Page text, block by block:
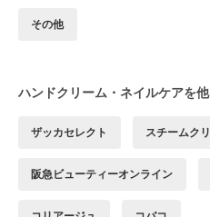
その他
ハンドクリーム・ネイルケアを
ザッカセレクト スチームク
阪急ビューティーオンライン